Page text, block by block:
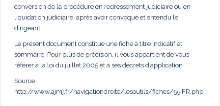
conversion de la procédure en redressement judiciaire ou en
liquidation judiciaire, après avoir convoqué et entendu le
dirigeant.
Le présent document constitue une fiche à titre indicatif et
sommaire. Pour plus de précision, il vous appartient de vous
référer à la loi du juillet 2005 et à ses décrets d’application
Source :
http://www.ajmj.fr/navigationdroite/lesoutils/fiches/55.FR.php